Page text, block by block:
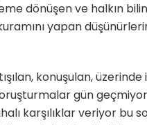
dönüşen ve halkın
yapan
konuşulan, üzerinde
gün
karşılıklar veriyor bu